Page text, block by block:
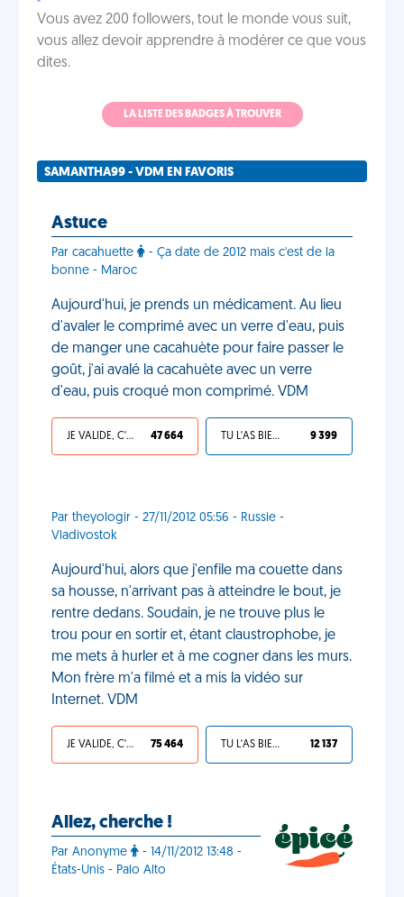
Vous avez 200 followers, tout le monde vous suit,
vous allez devoir apprendre à modérer ce que vous
dites.
LA LISTE DES BADGES À TROUVER
SAMANTHA99 - VDM EN FAVORIS
Astuce
Par cacahuette
- Ça date de 2012 mais c'est de la
bonne - Maroc
Aujourd'hui, je prends un médicament. Au lieu
d'avaler le comprimé avec un verre d'eau, puis
de manger une cacahuète pour faire passer le
goût, j'ai avalé la cacahuète avec un verre
d'eau, puis croqué mon comprimé. VDM
JE VALIDE, C'EST UNE VDM 47 664 TU L'AS BIEN MÉRITÉ 9 399
Par theyologir - 27/11/2012 05:56 - Russie -
Vladivostok
Aujourd'hui, alors que j'enfile ma couette dans
sa housse, n'arrivant pas à atteindre le bout, je
rentre dedans. Soudain, je ne trouve plus le
trou pour en sortir et, étant claustrophobe, je
me mets à hurler et à me cogner dans les murs.
Mon frère m'a filmé et a mis la vidéo sur
Internet. VDM
JE VALIDE, C'EST UNE VDM 75 464 TU L'AS BIEN MÉRITÉ 12 137
Allez, cherche !
Par Anonyme
- 14/11/2012 13:48 -
États-Unis - Palo Alto